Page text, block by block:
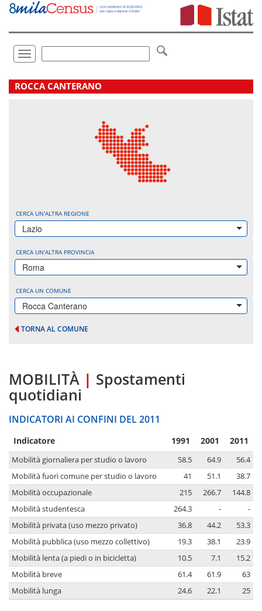
Vai
direttamente
Toggle
navigation
.
ROCCA CANTERANO
CERCA UN'ALTRA REGIONE
Lazio
CERCA UN'ALTRA PROVINCIA
Roma
CERCA UN COMUNE
Rocca Canterano
TORNA AL COMUNE
MOBILITÀ | Spostamenti
quotidiani
INDICATORI AI CONFINI DEL 2011
Indicatore 1991 2001 2011
Mobilità giornaliera per studio o lavoro 58.5 64.9
56.4
Mobilità fuori comune per studio o lavoro
41 51.1
38.7
Mobilità occupazionale
215 266.7
144.8
Mobilità studentesca
264.3 -
-
Mobilità privata (uso mezzo privato)
36.8 44.2
53.3
Mobilità pubblica (uso mezzo collettivo)
19.3 38.1
23.9
Mobilità lenta (a piedi o in bicicletta)
10.5 7.1
15.2
Mobilità breve
61.4 61.9
63
Mobilità lunga
24.6 22.1 25